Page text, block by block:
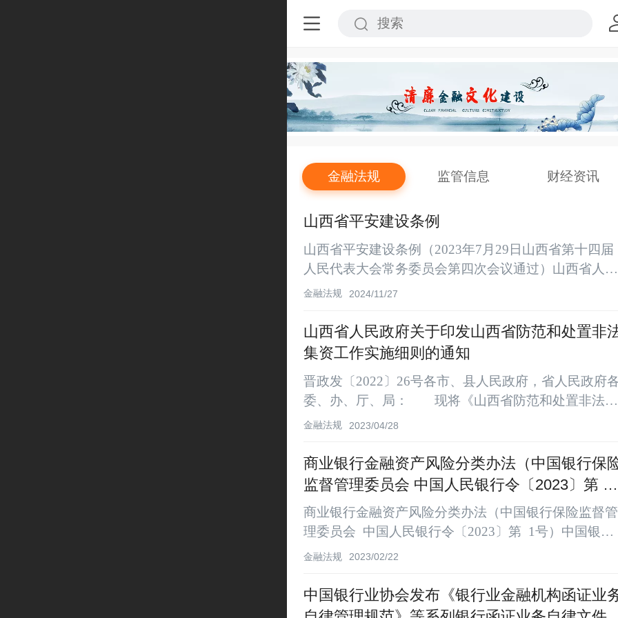
金融法规 监管信息 财经资讯
山西省平安建设条例
山西省平安建设条例（2023年7月29日山西省第十四届
人民代表大会常务委员会第四次会议通过）山西省人民
代表大会常务委员会公告（第七号）《山西省平安建设
四次会议于2023年7月29日通过，现予公布，自2023年
月1日起施行。山西省人民代表大会常务委员会2023年7
月29日第一章 总则第一条 为了推进平安山西建设，完
善社会治理体系，维护社会长治久...
金融法规 2024/11/27
山西省人民政府关于印发山西省防范和处置非
集资工作实施细则的通知
晋政发〔2022〕26号各市、县人民政府，省人民政府
委、办、厅、局： 现将《山西省防范和处置非法集
资工作实施细则》印发给你们，请认真贯彻实施。山西
省防范和处置非法集资工作实施细则第一章 总
则 第一条 为了防范和处置非法集资，保护社会公
众合法权益，防范化解金融风险，维护经济秩序和社会
稳定，根据《防范和处置非法集资条例》等法律法规，
结...
金融法规 2023/04/28
商业银行金融资产风险分类办法（中国银行保
监督管理委员会 中国人民银行令〔2023〕第 1
号）
商业银行金融资产风险分类办法（中国银行保险监督管
理委员会 中国人民银行令〔2023〕第 1号）中国银行
保险监督管理委员会、中国人民银行制定了《商业银行
银行保险监督管理委员会2020年第1次委务会审议通
过，现予公布，自2023年7月1日起施行。 中国银行保
金融法规 2023/02/22
中国银行业协会发布《银行业金融机构函证业